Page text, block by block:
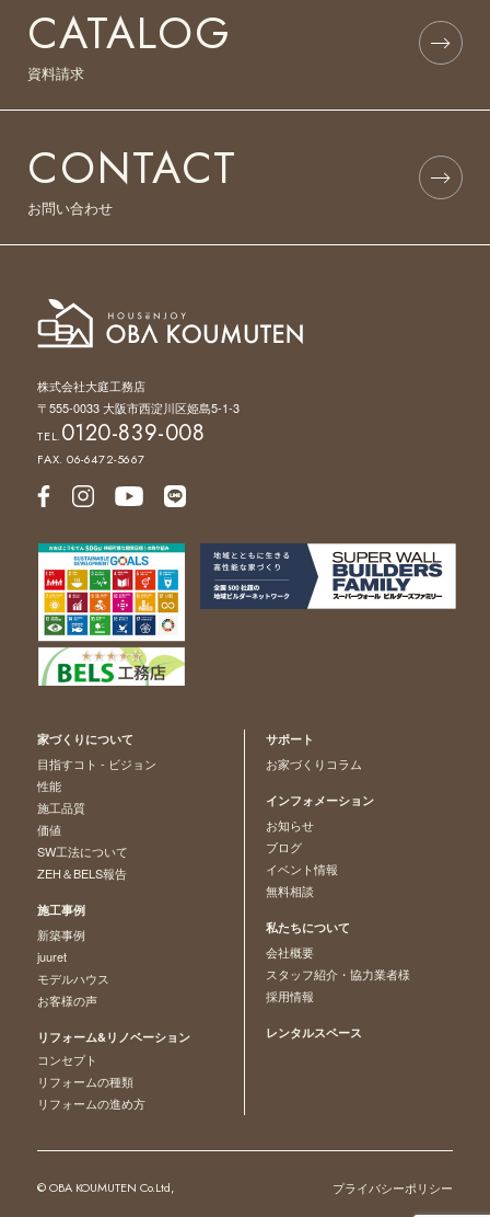
CATALOG
資料請求
CONTACT
お問い合わせ
株式会社大庭工務店
〒555-0033 大阪市西淀川区姫島5-1-3
TEL.0120-839-008
FAX. 06-6472-5667
家づくりについて
目指すコト - ビジョン
性能
施工品質
価値
SW工法について
ZEH＆BELS報告
施工事例
新築事例
juuret
モデルハウス
お客様の声
リフォーム&リノベーション
コンセプト
リフォームの種類
リフォームの進め方
サポート
お家づくりコラム
インフォメーション
お知らせ
ブログ
イベント情報
無料相談
私たちについて
会社概要
スタッフ紹介・協力業者様
採用情報
レンタルスペース
© OBA KOUMUTEN Co.Ltd, プライバシーポリシー